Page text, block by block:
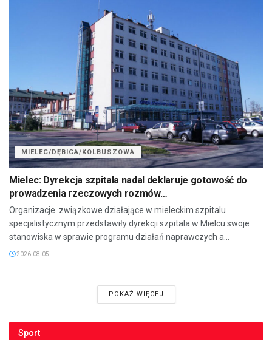
MIELEC/DĘBICA/KOLBUSZOWA
Mielec: Dyrekcja szpitala nadal deklaruje gotowość do
prowadzenia rzeczowych rozmów…
Organizacje związkowe działające w mieleckim szpitalu
specjalistycznym przedstawiły dyrekcji szpitala w Mielcu swoje
stanowiska w sprawie programu działań naprawczych a...
2026-08-05
POKAŻ WIĘCEJ
Sport